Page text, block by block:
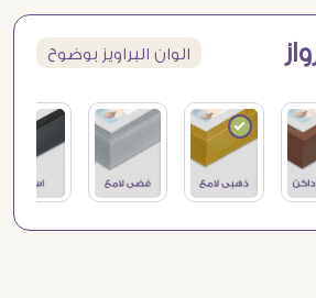
الوان البراويز بوضوح